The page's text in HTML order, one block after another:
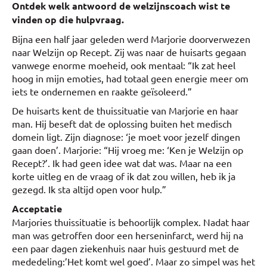
Ontdek welk antwoord de welzijnscoach wist te
vinden op die hulpvraag.
Bijna een half jaar geleden werd Marjorie doorverwezen
naar Welzijn op Recept. Zij was naar de huisarts gegaan
vanwege enorme moeheid, ook mentaal: “Ik zat heel
hoog in mijn emoties, had totaal geen energie meer om
iets te ondernemen en raakte geïsoleerd.”
De huisarts kent de thuissituatie van Marjorie en haar
man. Hij beseft dat de oplossing buiten het medisch
domein ligt. Zijn diagnose: ‘je moet voor jezelf dingen
gaan doen’. Marjorie: “Hij vroeg me: ‘Ken je Welzijn op
Recept?’. Ik had geen idee wat dat was. Maar na een
korte uitleg en de vraag of ik dat zou willen, heb ik ja
gezegd. Ik sta altijd open voor hulp.”
Acceptatie
Marjories thuissituatie is behoorlijk complex. Nadat haar
man was getroffen door een herseninfarct, werd hij na
een paar dagen ziekenhuis naar huis gestuurd met de
mededeling:’Het komt wel goed’. Maar zo simpel was het